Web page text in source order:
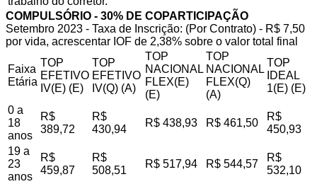
COMPULSÓRIO - 30% DE COPARTICIPAÇÃO
Setembro 2023 - Taxa de Inscrição: (Por Contrato) - R$ 7,50
por vida, acrescentar IOF de 2,38% sobre o valor total final
Faixa
Etária
TOP
EFETIVO
IV(E) (E)
TOP
EFETIVO
IV(Q) (A)
TOP
NACIONAL
FLEX(E)
(E)
TOP
NACIONAL
FLEX(Q)
(A)
TOP
IDEAL
1(E) (E)
0 a
18
anos
R$
389,72
R$
430,94
R$ 438,93 R$ 461,50
R$
450,93
19 a
23
anos
R$
459,87
R$
508,51
R$ 517,94 R$ 544,57
R$
532,10